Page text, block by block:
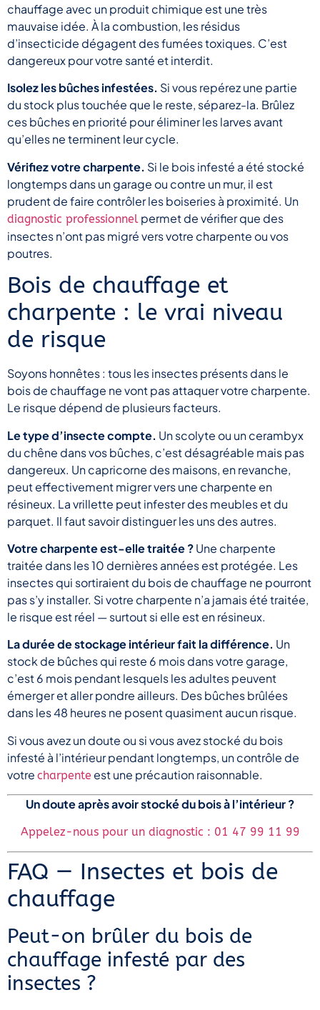
chauffage avec un produit chimique est une très
mauvaise idée. À la combustion, les résidus
d’insecticide dégagent des fumées toxiques. C’est
dangereux pour votre santé et interdit.
Isolez les bûches infestées. Si vous repérez une partie
du stock plus touchée que le reste, séparez-la. Brûlez
ces bûches en priorité pour éliminer les larves avant
qu’elles ne terminent leur cycle.
Vérifiez votre charpente. Si le bois infesté a été stocké
longtemps dans un garage ou contre un mur, il est
prudent de faire contrôler les boiseries à proximité. Un
diagnostic professionnel permet de vérifier que des
insectes n’ont pas migré vers votre charpente ou vos
poutres.
Bois de chauffage et
charpente : le vrai niveau
de risque
Soyons honnêtes : tous les insectes présents dans le
bois de chauffage ne vont pas attaquer votre charpente.
Le risque dépend de plusieurs facteurs.
Le type d’insecte compte. Un scolyte ou un cerambyx
du chêne dans vos bûches, c’est désagréable mais pas
dangereux. Un capricorne des maisons, en revanche,
peut effectivement migrer vers une charpente en
résineux. La vrillette peut infester des meubles et du
parquet. Il faut savoir distinguer les uns des autres.
Votre charpente est-elle traitée ?Une charpente
traitée dans les 10 dernières années est protégée. Les
insectes qui sortiraient du bois de chauffage ne pourront
pas s’y installer. Si votre charpente n’a jamais été traitée,
le risque est réel — surtout si elle est en résineux.
La durée de stockage intérieur fait la différence. Un
stock de bûches qui reste 6 mois dans votre garage,
c’est 6 mois pendant lesquels les adultes peuvent
émerger et aller pondre ailleurs. Des bûches brûlées
dans les 48 heures ne posent quasiment aucun risque.
Si vous avez un doute ou si vous avez stocké du bois
infesté à l’intérieur pendant longtemps, un contrôle de
votre charpente est une précaution raisonnable.
Un doute après avoir stocké du bois à l’intérieur ?
Appelez-nous pour un diagnostic : 01 47 99 11 99
FAQ — Insectes et bois de
chauffage
Peut-on brûler du bois de
chauffage infesté par des
insectes ?